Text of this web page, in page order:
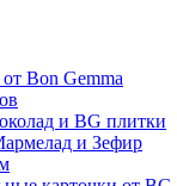
Bon Gemma
и BG плитки
и Зефир